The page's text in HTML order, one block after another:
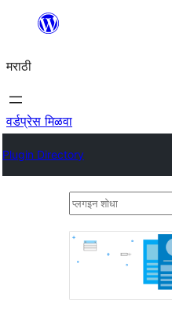
सामुग्रीवर
मराठी
वर्डप्रेस मिळवा
Plugin Directory
प्लगइन